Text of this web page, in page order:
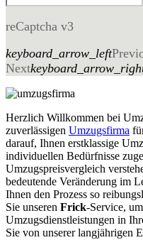
reCaptcha v3
keyboard_arrow_left
Next
Herzlich Willkommen bei
zuverlässigen Umzugsfirma
darauf, Ihnen erstklassige
individuellen Bedürfnisse
Umzugspreisvergleich
bedeutende Veränderung im
Ihnen den Prozess so
Sie unseren Frick-Service,
Umzugsdienstleistungen in
Sie von unserer langjährigen